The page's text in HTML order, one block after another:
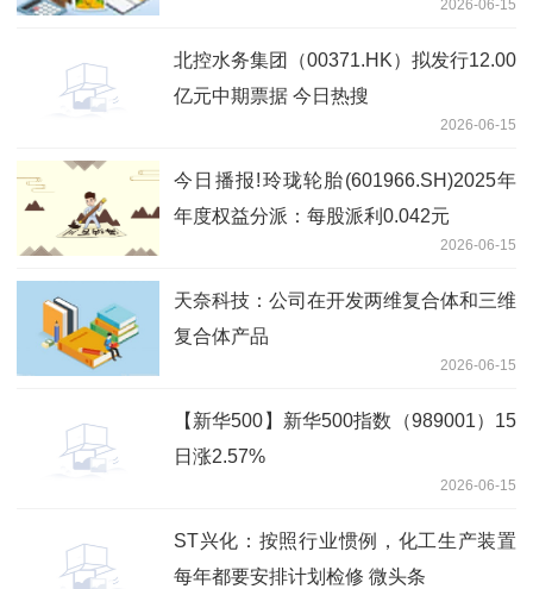
2026-06-15
北控水务集团（00371.HK）拟发行12.00
亿元中期票据 今日热搜
2026-06-15
今日播报!玲珑轮胎(601966.SH)2025年
年度权益分派：每股派利0.042元
2026-06-15
天奈科技：公司在开发两维复合体和三维
复合体产品
2026-06-15
【新华500】新华500指数（989001）15
日涨2.57%
2026-06-15
ST兴化：按照行业惯例，化工生产装置
每年都要安排计划检修 微头条